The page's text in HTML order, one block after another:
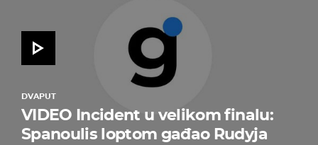
DVAPUT
VIDEO Incident u velikom finalu:
Spanoulis loptom gađao Rudyja